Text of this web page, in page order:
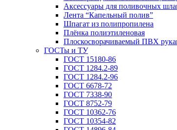
Аксессуары для поливочных
Лента “Капельный полив”
Шпагат из полипропилена
Плёнка полиэтиленовая
Плоскосворачиваемый ПВХ
ГОСТы и ТУ
ГОСТ 15180-86
ГОСТ 1284.2-89
ГОСТ 1284.2-96
ГОСТ 6678-72
ГОСТ 7338-90
ГОСТ 8752-79
ГОСТ 10362-76
ГОСТ 10354-82